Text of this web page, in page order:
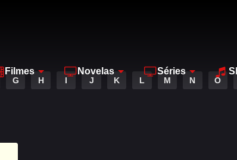
Filmes Novelas Séries
G H I J K L M N O